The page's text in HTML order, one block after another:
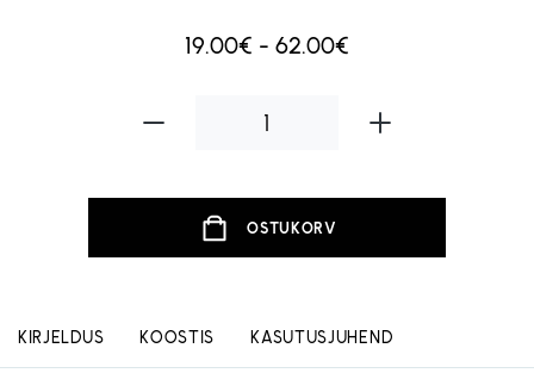
19.00€ - 62.00€
OSTUKORV
KIRJELDUS KOOSTIS KASUTUSJUHEND